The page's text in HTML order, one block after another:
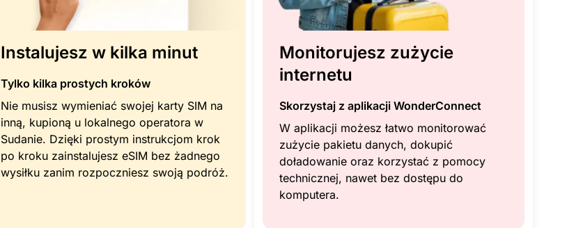
Instalujesz w kilka minut
Tylko kilka prostych kroków
Nie musisz wymieniać swojej karty SIM na
inną, kupioną u lokalnego operatora w
Sudanie. Dzięki prostym instrukcjom krok
po kroku zainstalujesz eSIM bez żadnego
wysiłku zanim rozpoczniesz swoją podróż.
Monitorujesz zużycie
internetu
Skorzystaj z aplikacji WonderConnect
W aplikacji możesz łatwo monitorować
zużycie pakietu danych, dokupić
doładowanie oraz korzystać z pomocy
technicznej, nawet bez dostępu do
komputera.